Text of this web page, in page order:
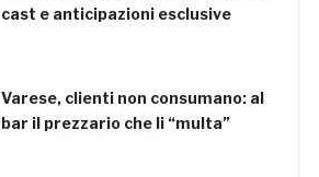
cast e anticipazioni esclusive
Varese, clienti non consumano: al
bar il prezzario che li “multa”